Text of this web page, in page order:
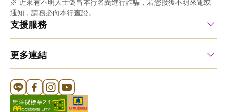
※ 近來有不明人士偽冒本行名義進行詐騙，若您接獲不明來電或
通知，請務必向本行查證。
支援服務
更多連結
Line 官方帳號
FB 官方帳號
Instagram 官方帳號
YouTube 官方帳號